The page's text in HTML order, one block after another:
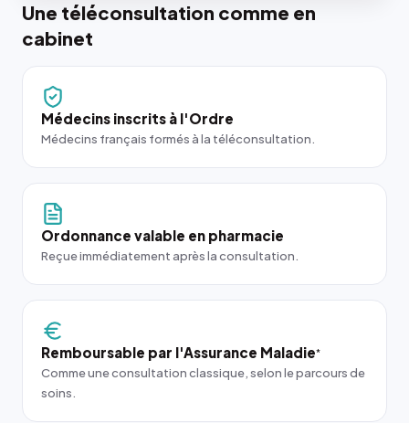
Une téléconsultation comme en
cabinet
Médecins inscrits à l'Ordre
Médecins français formés à la téléconsultation.
Ordonnance valable en pharmacie
Reçue immédiatement après la consultation.
Remboursable par l'Assurance Maladie*
Comme une consultation classique, selon le parcours de
soins.